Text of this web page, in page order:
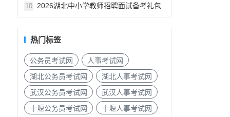
10 2026湖北中小学教师招聘面试备考礼包
热门标签
公务员考试网
人事考试网
湖北公务员考试网
湖北人事考试网
武汉公务员考试网
武汉人事考试网
十堰公务员考试网
十堰人事考试网